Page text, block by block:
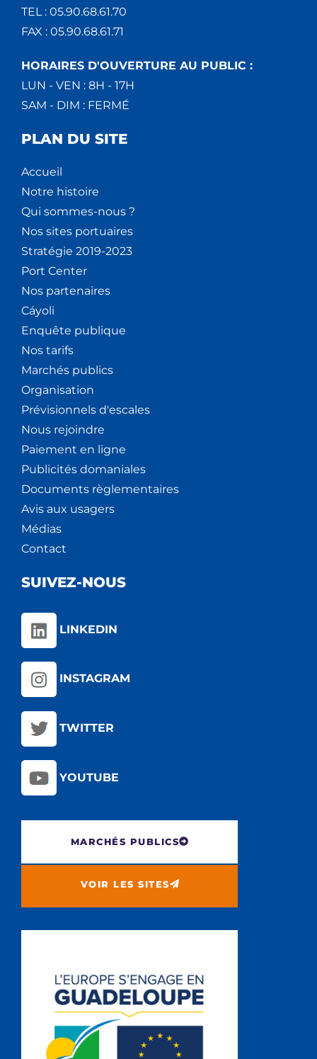
TEL : 05.90.68.61.70
FAX : 05.90.68.61.71
HORAIRES D'OUVERTURE AU PUBLIC :
LUN - VEN : 8H - 17H
SAM - DIM : FERMÉ
PLAN DU SITE
Accueil
Notre histoire
Qui sommes-nous ?
Nos sites portuaires
Stratégie 2019-2023
Port Center
Nos partenaires
Cáyoli
Enquête publique
Nos tarifs
Marchés publics
Organisation
Prévisionnels d'escales
Nous rejoindre
Paiement en ligne
Publicités domaniales
Documents règlementaires
Avis aux usagers
Médias
Contact
SUIVEZ-NOUS
LINKEDIN
INSTAGRAM
TWITTER
YOUTUBE
MARCHÉS PUBLICS
VOIR LES SITES